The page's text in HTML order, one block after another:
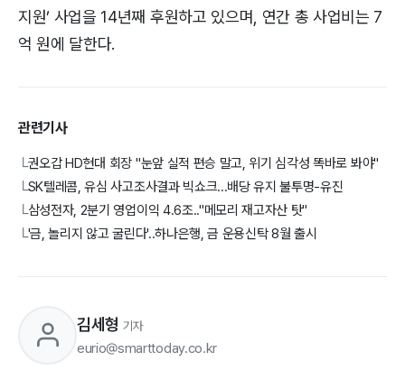
지원’ 사업을 14년째 후원하고 있으며, 연간 총 사업비는 7
억 원에 달한다.
관련기사
└권오갑 HD현대 회장 "눈앞 실적 편승 말고, 위기 심각성 똑바로 봐야"
└SK텔레콤, 유심 사고조사결과 빅쇼크...배당 유지 불투명-유진
└삼성전자, 2분기 영업이익 4.6조.."메모리 재고자산 탓"
└'금, 놀리지 않고 굴린다'..하나은행, 금 운용신탁 8월 출시
김세형 기자
eurio@smarttoday.co.kr